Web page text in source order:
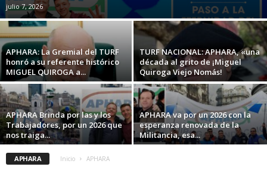
julio 7, 2026
APHARA: La Gremial del TURF
honró a su referente histórico
MIGUEL QUIROGA a...
TURF NACIONAL: APHARA, «una
década al grito de ¡Miguel
Quiroga Viejo Nomás!
APHARA Brinda por las y los
Trabajadores, por un 2026 que
nos traiga...
APHARA va por un 2026 con la
esperanza renovada de la
Militancia, esa...
APHARA Inicio APHARA